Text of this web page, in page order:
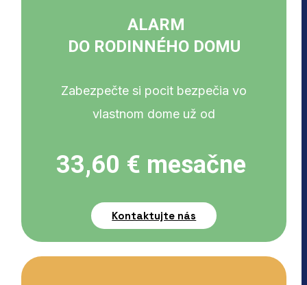
ALARM
DO RODINNÉHO DOMU
Zabezpečte si pocit bezpečia vo
vlastnom dome už od
33,60 € mesačne
Kontaktujte nás